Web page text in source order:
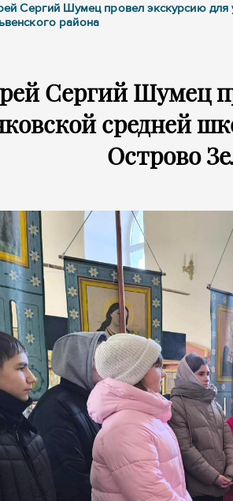
Сергий Шумец провел экскурсию
района
Сергий Шумец
средней
Острово